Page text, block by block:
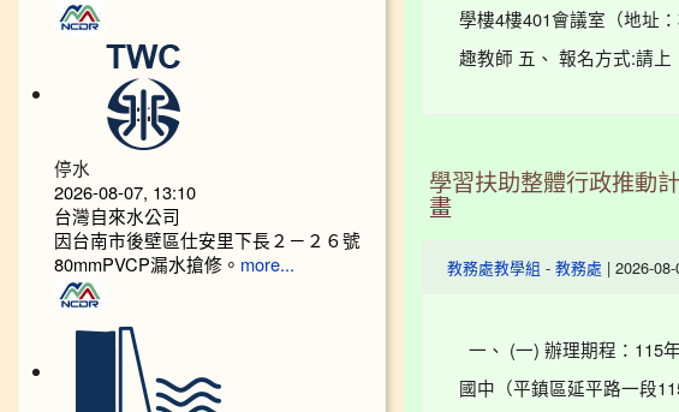
學樓4樓401會議室（地址
趣教師 五、 報名方式:請上
學習扶助整體行政推動
畫
教務處教學組 - 教務處 | 2026-
一、 (一) 辦理期程：115
國中（平鎮區延平路一段
停水
2026-08-07, 13:10
台灣自來水公司
因台南市後壁區仕安里下長２－２６號
80mmPVCP漏水搶修。 more...